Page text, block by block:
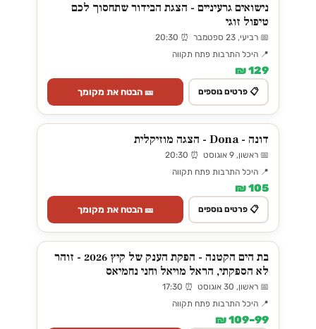
נישואים גרעיניים - הצגת הבידור שתחסוך לכם
טיפול זוגי
📅 רביעי, 23 ספטמבר ⏰ 20:30
📍 היכל התרבות פתח תקווה
129 ₪
📋 פרטים נוספים 🎫 הבטח את מקומך
דונה - Dona - הצגה מוזיקלית
📅 ראשון, 9 אוגוסט ⏰ 20:30
📍 היכל התרבות פתח תקווה
105 ₪
📋 פרטים נוספים 🎫 הבטח את מקומך
בת הים הקטנה - הפקת הענק של קיץ 2026 - זוהר
לא הספקתי, הראל מויאל וחני נחמיאס
📅 ראשון, 30 אוגוסט ⏰ 17:30
📍 היכל התרבות פתח תקווה
99–109 ₪